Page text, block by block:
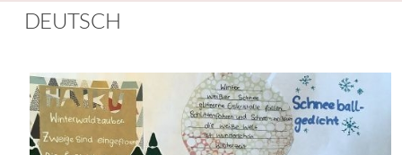
DEUTSCH